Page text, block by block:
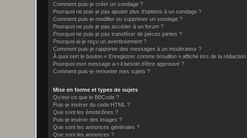
Comment puis-je créer un sondage ?
Pourquoi ne puis-je pas ajouter plus d’options à un sondage ?
Comment puis-je modifier ou supprimer un sondage ?
Pourquoi ne puis-je pas accéder à un forum ?
Pourquoi ne puis-je pas transférer de pièces jointes ?
Pourquoi ai-je reçu un avertissement ?
Comment puis-je rapporter des messages à un modérateur ?
À quoi sert le bouton « Enregistrer comme brouillon » affiché lors de la rédaction
Pourquoi mon message a-t-il besoin d’être approuvé ?
Comment puis-je remonter mes sujets ?
Mise en forme et types de sujets
Qu’est-ce que le BBCode ?
Puis-je insérer du code HTML ?
Que sont les émoticônes ?
Puis-je insérer des images ?
Que sont les annonces générales ?
Que sont les annonces ?